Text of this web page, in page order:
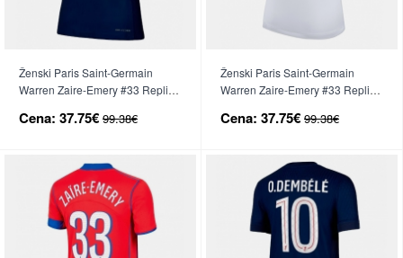
Ženski Paris Saint-Germain
Warren Zaire-Emery #33 Replika
26 Kratek Rokav
Cena: 37.75€ 99.38€
Ženski Paris Saint-Germain
Warren Zaire-Emery #33 Replika
26 Kratek Rokav
Cena: 37.75€ 99.38€